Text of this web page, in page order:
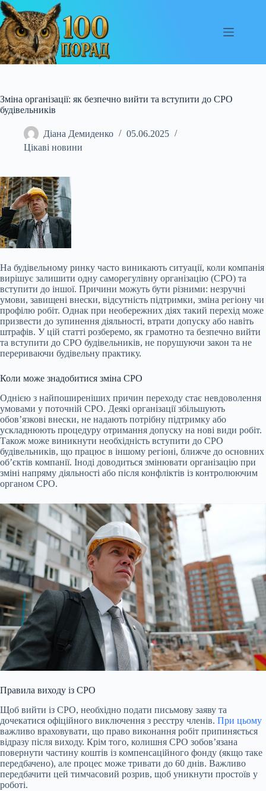
Перейти
до
вмісту
Зміна організації: як безпечно вийти та вступити до СРО
будівельників
Діана Демиденко
05.06.2025
Цікаві новини
На будівельному ринку часто виникають ситуації, коли компанія
вирішує залишити одну саморегулівну організацію (СРО) та
вступити до іншої. Причини можуть бути різними: незручні
умови, завищені внески, відсутність підтримки, зміна регіону чи
профілю робіт. Однак при необережних діях такий перехід може
призвести до зупинення діяльності, втрати допуску або навіть
штрафів. У цій статті розберемо, як грамотно та безпечно вийти
та вступити до СРО будівельників, не порушуючи закон та не
перериваючи будівельну практику.
Коли може знадобитися зміна СРО
Однією з найпоширеніших причин переходу стає невдоволення
умовами у поточній СРО. Деякі організації збільшують
обов’язкові внески, не надають потрібну підтримку або
ускладнюють процедуру отримання допуску на нові види робіт.
Також може виникнути необхідність вступити до СРО
будівельників, що працює в іншому регіоні, ближче до основних
об’єктів компанії. Іноді доводиться змінювати організацію при
зміні напряму діяльності або після конфліктів із контролюючим
органом СРО.
Правила виходу із СРО
Щоб вийти із СРО, необхідно подати письмову заяву та
дочекатися офіційного виключення з реєстру членів. При цьому
важливо враховувати, що право виконання робіт припиняється
відразу після виходу. Крім того, колишня СРО зобов’язана
повернути частину коштів із компенсаційного фонду (якщо таке
передбачено), але процес може тривати до 60 днів. Важливо
передбачити цей тимчасовий розрив, щоб уникнути простоїв у
роботі.